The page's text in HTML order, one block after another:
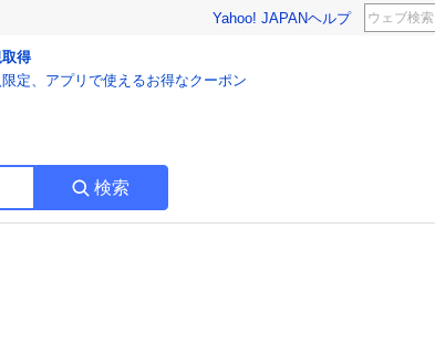
Yahoo! JAPANヘルプ
得
定、アプリで使えるお得なクーポン
検索